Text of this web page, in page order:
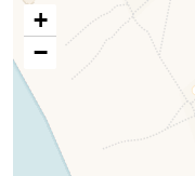
+
−